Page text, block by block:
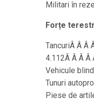
Militari în
Forțe
TancuriÂ Â Â
4.112Â Â Â Â
Vehicule
Tunuri
Piese de